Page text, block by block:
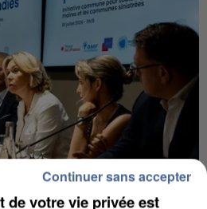
de votre vie privée est
Continuer sans accepter